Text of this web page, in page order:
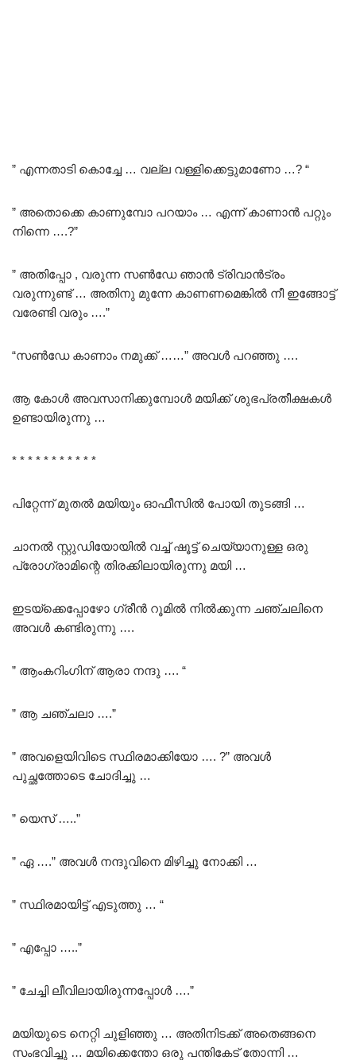
” എന്നതാടി കൊച്ചേ … വല്ല വള്ളിക്കെട്ടുമാണോ …? “
” അതൊക്കെ കാണുമ്പോ പറയാം … എന്ന് കാണാൻ പറ്റും
നിന്നെ ….?”
” അതിപ്പോ , വരുന്ന സൺഡേ ഞാൻ ട്രിവാൻട്രം
വരുന്നുണ്ട് … അതിനു മുന്നേ കാണണമെങ്കിൽ നീ ഇങ്ങോട്ട്
വരേണ്ടി വരും ….”
“സൺഡേ കാണാം നമുക്ക് ……” അവൾ പറഞ്ഞു ….
ആ കോൾ അവസാനിക്കുമ്പോൾ മയിക്ക് ശുഭപ്രതീക്ഷകൾ
ഉണ്ടായിരുന്നു …
* * * * * * * * * * *
പിറ്റേന്ന് മുതൽ മയിയും ഓഫീസിൽ പോയി തുടങ്ങി …
ചാനൽ സ്റ്റുഡിയോയിൽ വച്ച് ഷൂട്ട് ചെയ്യാനുള്ള ഒരു
പ്രോഗ്രാമിന്റെ തിരക്കിലായിരുന്നു മയി …
ഇടയ്ക്കെപ്പോഴോ ഗ്രീൻ റൂമിൽ നിൽക്കുന്ന ചഞ്ചലിനെ
അവൾ കണ്ടിരുന്നു ….
” ആംകറിംഗിന് ആരാ നന്ദു …. “
” ആ ചഞ്ചലാ ….”
” അവളെയിവിടെ സ്ഥിരമാക്കിയോ …. ?” അവൾ
പുച്ഛത്തോടെ ചോദിച്ചു …
” യെസ് …..”
” ഏ ….” അവൾ നന്ദുവിനെ മിഴിച്ചു നോക്കി …
” സ്ഥിരമായിട്ട് എടുത്തു … “
” എപ്പോ …..”
” ചേച്ചി ലീവിലായിരുന്നപ്പോൾ ….”
മയിയുടെ നെറ്റി ചുളിഞ്ഞു … അതിനിടക്ക് അതെങ്ങനെ
സംഭവിച്ചു … മയിക്കെന്തോ ഒരു പന്തികേട് തോന്നി …